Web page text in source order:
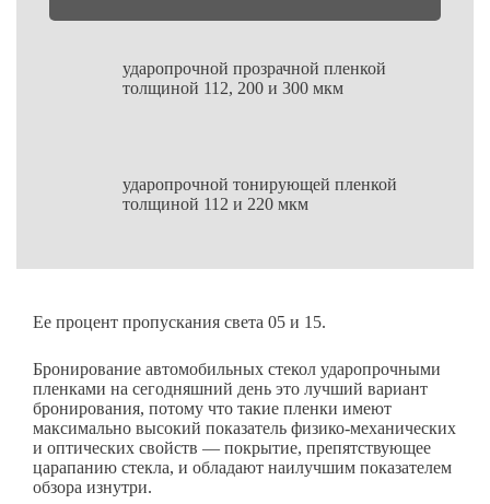
ударопрочной прозрачной пленкой
толщиной 112, 200 и 300 мкм
ударопрочной тонирующей пленкой
толщиной 112 и 220 мкм
Ее процент пропускания света 05 и 15.
Бронирование автомобильных стекол ударопрочными
пленками на сегодняшний день это лучший вариант
бронирования, потому что такие пленки имеют
максимально высокий показатель физико-механических
и оптических свойств — покрытие, препятствующее
царапанию стекла, и обладают наилучшим показателем
обзора изнутри.